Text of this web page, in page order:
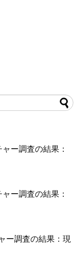
ー調査の結果：
ー調査の結果：
ー調査の結果：現